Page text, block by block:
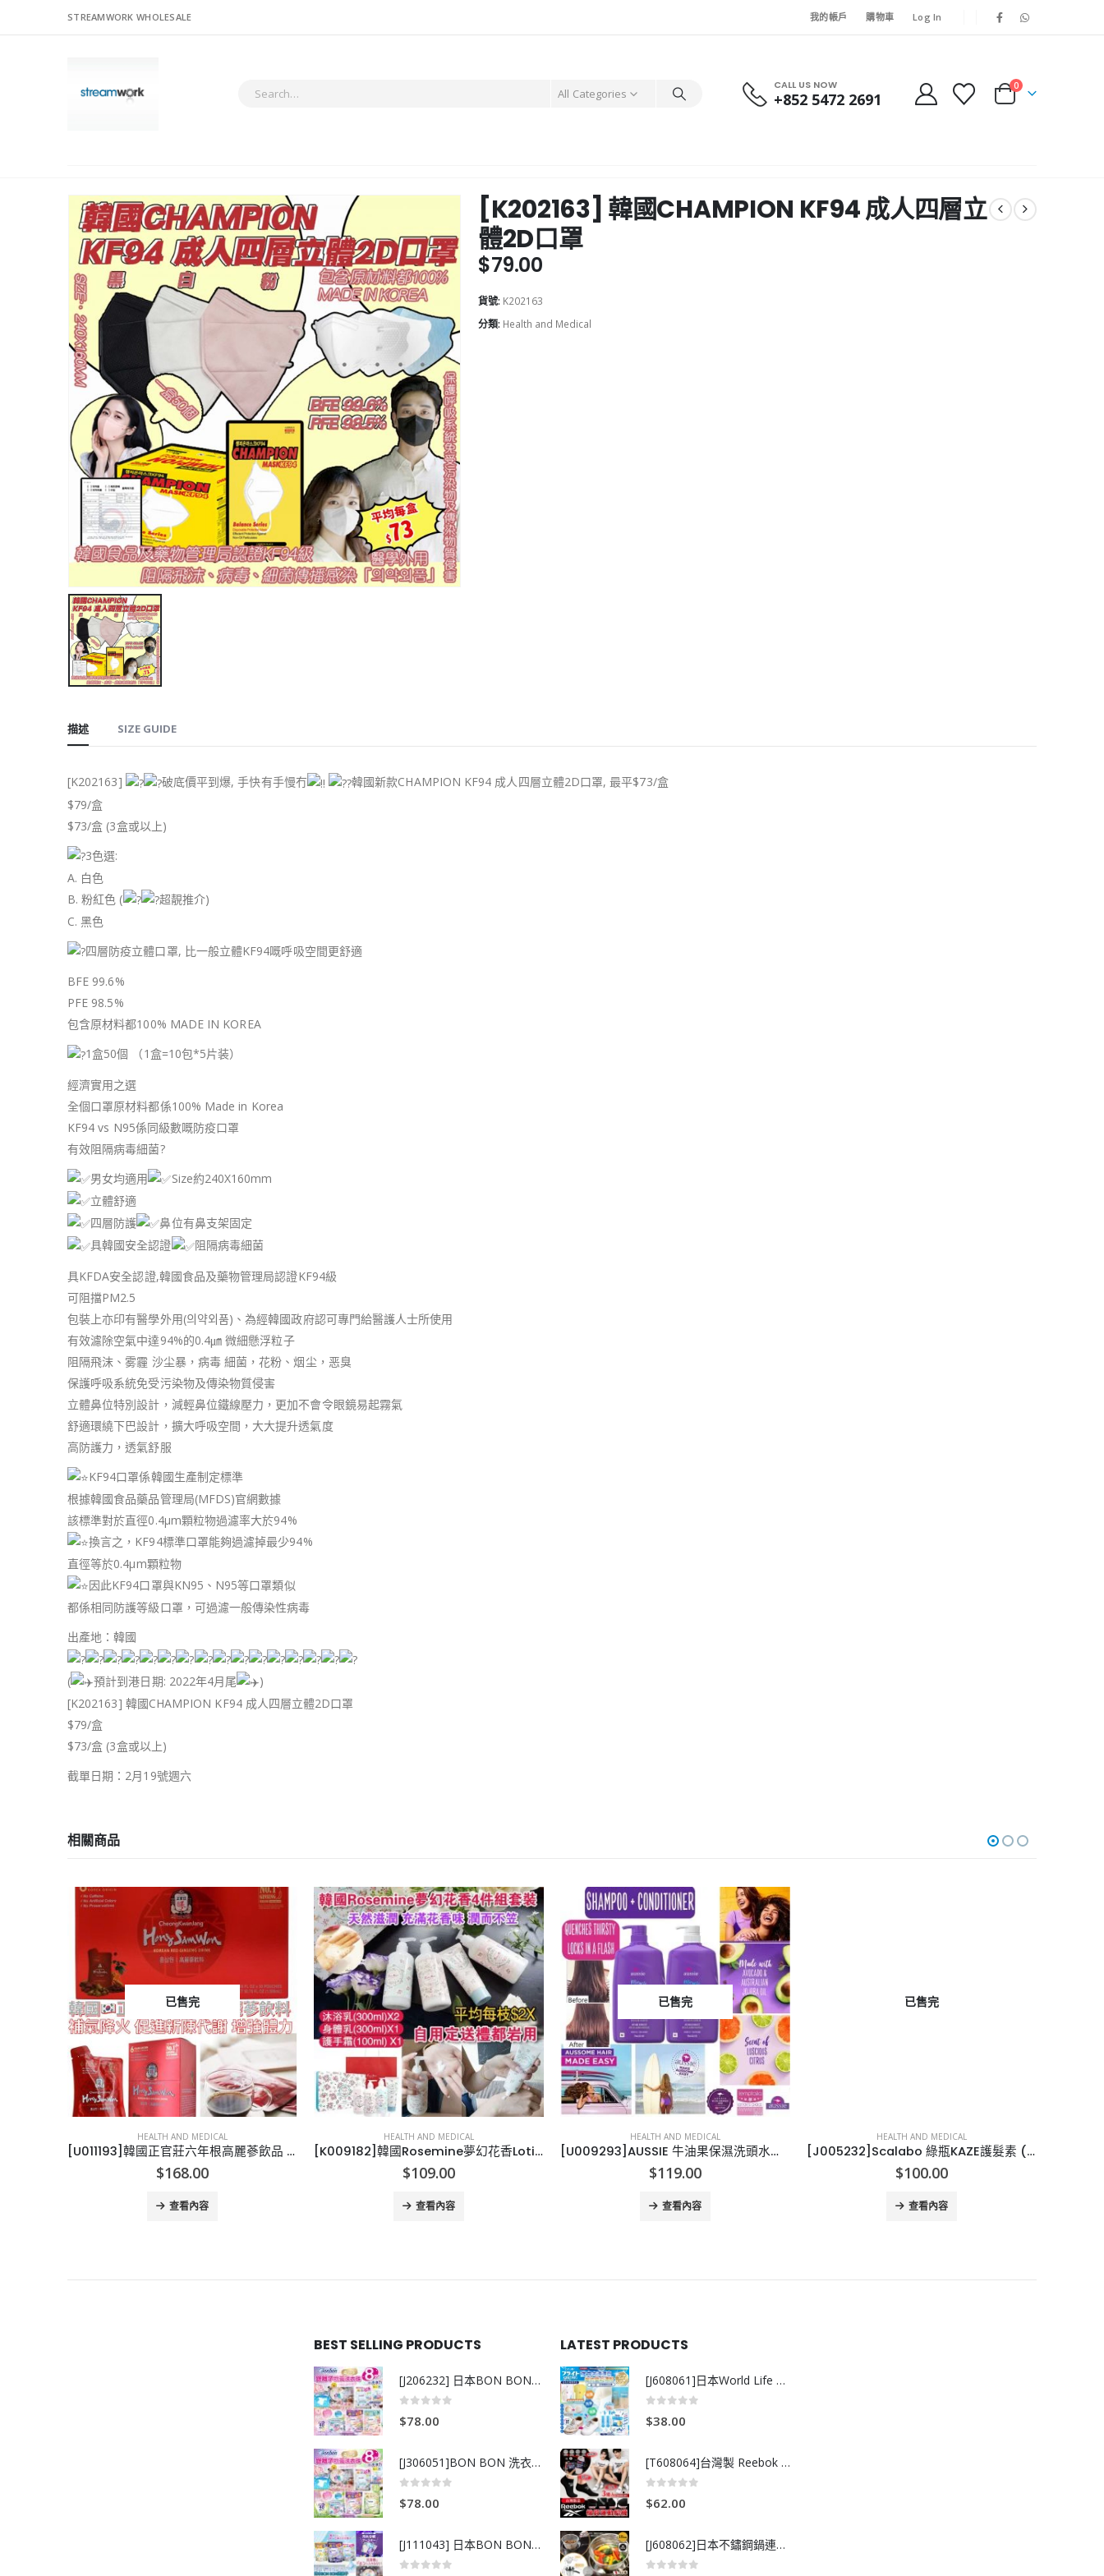
STREAMWORK WHOLESALE 我的帳戶 購物車 Log In
All Categories
CALL US NOW
+852 5472 2691
0
[K202163] 韓國CHAMPION KF94 成人四層立
體2D口罩
$79.00
貨號: K202163
分類: Health and Medical
描述 SIZE GUIDE
[K202163] 破底價平到爆, 手快有手慢冇
韓國新款CHAMPION KF94 成人四層立體2D口罩, 最平$73/盒
$79/盒
$73/盒 (3盒或以上)
3色選:
A. 白色
B. 粉紅色 (
超靚推介)
C. 黑色
四層防疫立體口罩, 比一般立體KF94嘅呼吸空間更舒適
BFE 99.6%
PFE 98.5%
包含原材料都100% MADE IN KOREA
1盒50個 （1盒=10包*5片装）
經濟實用之選
全個口罩原材料都係100% Made in Korea
KF94 vs N95係同級數嘅防疫口罩
有效阻隔病毒細菌?
男女均適用
Size約240X160mm
立體舒適
四層防護
鼻位有鼻支架固定
具韓國安全認證
阻隔病毒細菌
具KFDA安全認證,韓國食品及藥物管理局認證KF94級
可阻擋PM2.5
包裝上亦印有醫學外用(의약외품)、為經韓國政府認可專門給醫護人士所使用
有效濾除空氣中達94%的0.4㎛ 微細懸浮粒子
阻隔飛沫、雾霾 沙尘暴，病毒 細菌，花粉、烟尘，恶臭
保護呼吸系統免受污染物及傳染物質侵害
立體鼻位特別設計，減輕鼻位鐵線壓力，更加不會令眼鏡易起霧氣
舒適環繞下巴設計，擴大呼吸空間，大大提升透氣度
高防護力，透氣舒服
KF94口罩係韓國生產制定標準
根據韓國食品藥品管理局(MFDS)官網數據
該標準對於直徑0.4μm顆粒物過濾率大於94%
換言之，KF94標準口罩能夠過濾掉最少94%
直徑等於0.4μm顆粒物
因此KF94口罩與KN95、N95等口罩類似
都係相同防護等級口罩，可過濾一般傳染性病毒
出產地：韓國
( 預計到港日期: 2022年4月尾
)
[K202163] 韓國CHAMPION KF94 成人四層立體2D口罩
$79/盒
$73/盒 (3盒或以上)
截單日期：2月19號週六
相關商品
已售完
HEALTH AND MEDICAL
[U011193]韓國正官莊六年根高麗蔘飲品 (30包裝)
$168.00
查看內容
HEALTH AND MEDICAL
[K009182]韓國Rosemine夢幻花香Lotion+Shower Gel+Body Lotion套裝
$109.00
查看內容
已售完
HEALTH AND MEDICAL
[U009293]AUSSIE 牛油果保濕洗頭水護髪素套裝 Aussie Miracle Moist Shampoo and Conditioner Hair Set, 26.2 fl oz
$119.00
查看內容
已售完
HEALTH AND MEDICAL
[J005232]Scalabo 綠瓶KAZE護髮素 (1套10支)
$100.00
查看內容
BEST SELLING PRODUCTS
[J206232] 日本BON BON銀離子抗菌啫喱洗衣珠 (80粒)
$78.00
[J306051]BON BON 洗衣珠-牧場+爽+玫瑰葡萄-80粒
$78.00
[J111043] 日本BON BON銀離子抗菌啫喱洗衣珠 (80粒)
LATEST PRODUCTS
[J608061]日本World Life 力去漬彩漂粉 20g *15包
$38.00
[T608064]台灣製 Reebok 棉質運動船襪 （3入組）
$62.00
[J608062]日本不鏽鋼鍋連撈網 18cm